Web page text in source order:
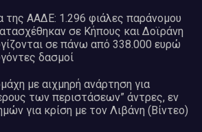
της ΑΑΔΕ: 1.296 φιάλες παράνομου
σε Κήπους και Δοϊράνη
σε πάνω από 338.000 ευρώ
δασμοί
με αιχμηρή ανάρτηση για
των περιστάσεων” άντρες, εν
για κρίση με τον Λιβάνη (Βίντεο)